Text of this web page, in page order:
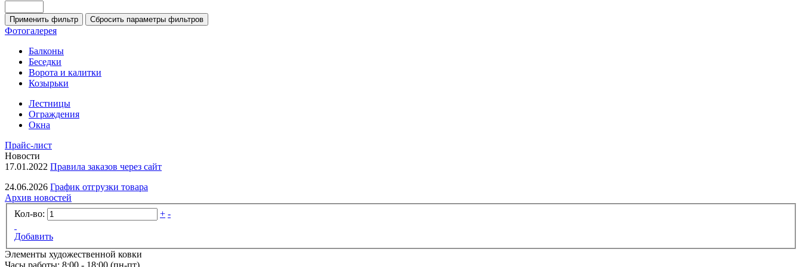
Фотогалерея
Балконы
Беседки
Ворота и калитки
Козырьки
Лестницы
Ограждения
Окна
Прайс-лист
Новости
17.01.2022 Правила заказов через сайт
24.06.2026 График отгрузки товара
Архив новостей
Кол-во:
+ -
Добавить
Элементы художественной ковки
Часы работы: 8:00 - 18:00 (пн-пт)